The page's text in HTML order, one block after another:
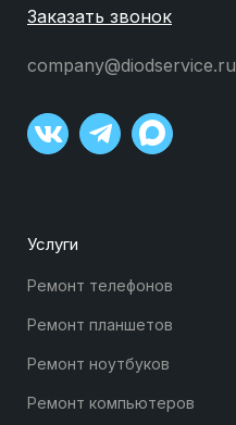
Заказать звонок
company@diodservice.ru
Услуги
Ремонт телефонов
Ремонт планшетов
Ремонт ноутбуков
Ремонт компьютеров